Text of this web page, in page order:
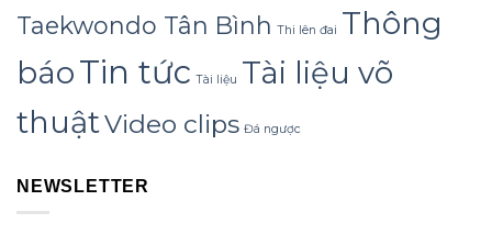
Taekwondo Tân Bình Thi lên đai Thông
báoTin tức Tài liệu Tài liệu võ
thuậtVideo clips Đá ngược
NEWSLETTER